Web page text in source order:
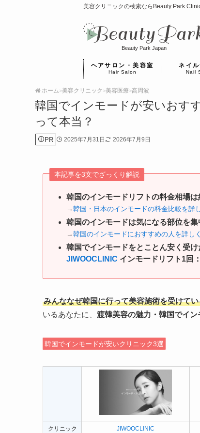
美容クリニックの検索ならBeauty Park
Beauty Park Japan
ヘアサロン・美容室
Hair Salon
ネイ
Nail
ホーム>美容クリニック >美容医療>高周波
韓国でインモードが安いおす
って本当？
PR 2025年7月31日 2026年7月9日
本記事を3文でざっくり解説
韓国のインモードリフトの料金相場
→韓国・日本のインモードの料金比較を詳
韓国のインモードは気になる部位を
→韓国のインモードにおすすめの人を詳し
韓国でインモードをとことん安く受
JIWOOCLINIC インモードリフト1回：
みんななぜ韓国に行って美容施術を受けて
いるあなたに、 渡韓美容の魅力・韓国でイ
韓国でインモードが安いクリニック3選
クリニック JIWOOCLINIC